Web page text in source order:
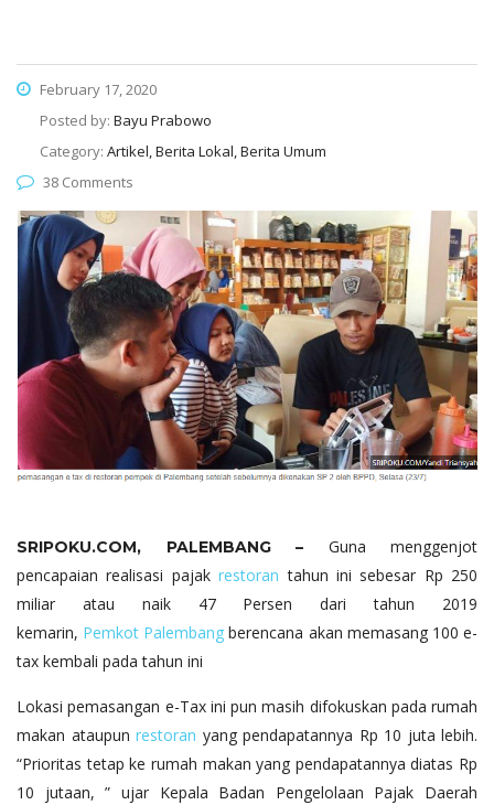
February 17, 2020
Posted by: Bayu Prabowo
Category: Artikel, Berita Lokal, Berita Umum
38 Comments
SRIPOKU.COM, PALEMBANG – Guna menggenjot
pencapaian realisasi pajakrestoran tahun ini sebesar Rp 250
miliar atau naik 47 Persen dari tahun 2019
kemarin, Pemkot Palembang berencana akan memasang 100 e-
tax kembali pada tahun ini
Lokasi pemasangan e-Tax ini pun masih difokuskan pada rumah
makan ataupun restoran yang pendapatannya Rp 10 juta lebih.
“Prioritas tetap ke rumah makan yang pendapatannya diatas Rp
10 jutaan, ” ujar Kepala Badan Pengelolaan Pajak Daerah